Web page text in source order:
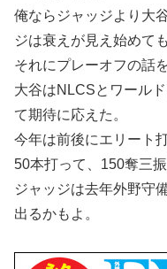
俺ならジャッジより大
ジは衰えが見え始めて
それにプレーオフの話
大谷はNLCSとワール
て期待に応えた。
今年は前後にエリート
50本打って、150奪三
ジャッジは去年外野守
出るかもよ。